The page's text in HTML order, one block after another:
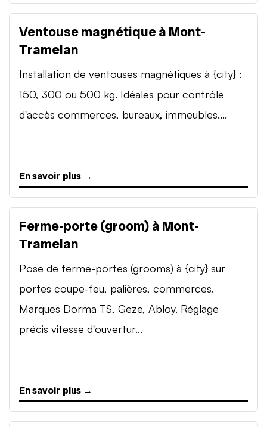
Ventouse magnétique à Mont-
Tramelan
Installation de ventouses magnétiques à {city} :
150, 300 ou 500 kg. Idéales pour contrôle
d'accès commerces, bureaux, immeubles....
En savoir plus →
Ferme-porte (groom) à Mont-
Tramelan
Pose de ferme-portes (grooms) à {city} sur
portes coupe-feu, palières, commerces.
Marques Dorma TS, Geze, Abloy. Réglage
précis vitesse d'ouvertur...
En savoir plus →